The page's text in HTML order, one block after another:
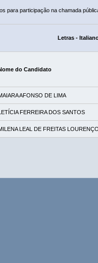
para participação na chamada
Letras -
do Candidato
AFONSO DE LIMA
FERREIRA DOS SANTOS
LEAL DE FREITAS